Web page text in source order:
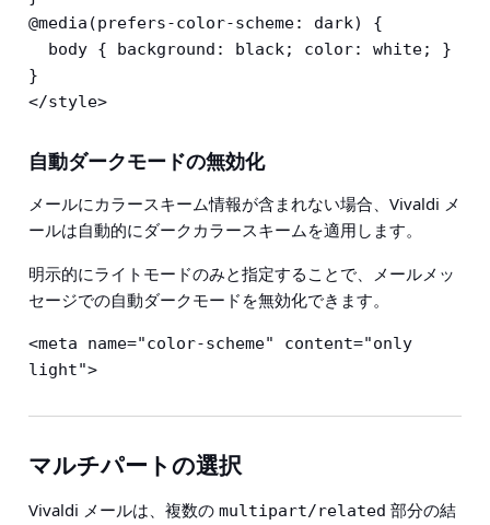
@media(prefers-color-scheme: dark) {
}
</style>
自動ダークモードの無効化
メールにカラースキーム情報が含まれない場合、Vivaldi メ
ールは自動的にダークカラースキームを適用します。
明示的にライトモードのみと指定することで、メールメッ
セージでの自動ダークモードを無効化できます。
<meta name="color-scheme" content="only
light">
マルチパートの選択
Vivaldi メールは、複数の multipart/related 部分の結